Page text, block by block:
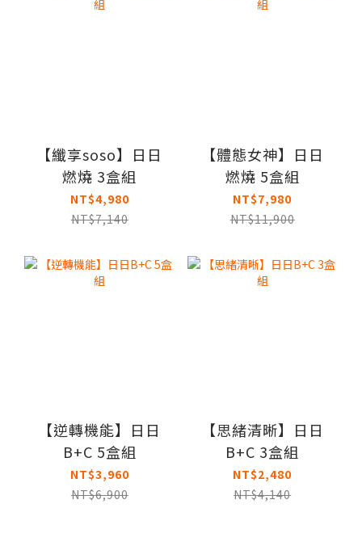
【纖享soso】日日
燃燒 3盒組
NT$4,980
NT$7,140
【體態女神】日日
燃燒 5盒組
NT$7,980
NT$11,900
【逆轉機能】日日
B+C 5盒組
NT$3,960
NT$6,900
【思緒清晰】日日
B+C 3盒組
NT$2,480
NT$4,140